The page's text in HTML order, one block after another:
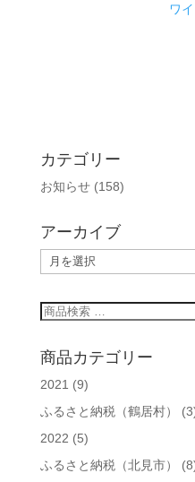
ワ
カテゴリー
お知らせ(158)
アーカイブ
ー
カ
イ
検
対
商品カテゴリー
2021 (9)
ふるさと納税（鶴居村）
2022 (5)
ふるさと納税（北見市）